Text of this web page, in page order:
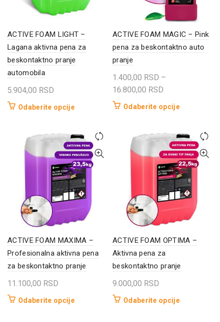
stranici
na
stranici
proizvoda.
ACTIVE FOAM LIGHT –
Lagana aktivna pena za
beskontaktno pranje
automobila
5.904,00 RSD
Odaberite opcijeOvaj
više
varijanti.
Opcije
mogu
biti
izabrane
stranici
proizvoda.
ACTIVE FOAM MAGIC – Pink
pena za beskontaktno auto
pranje
1.400,00 RSD –
16.800,00 RSD
od
do
16.800,00 RSD
Odaberite opcijeOvaj
više
varijanti.
Opcije
mogu
biti
izabrane
stranici
proizvoda.
ACTIVE FOAM MAXIMA –
Profesionalna aktivna pena
za beskontaktno pranje
11.100,00 RSD
Odaberite opcijeOvaj
ACTIVE FOAM OPTIMA –
Aktivna pena za
beskontaktno pranje
9.000,00 RSD
Odaberite opcijeOvaj